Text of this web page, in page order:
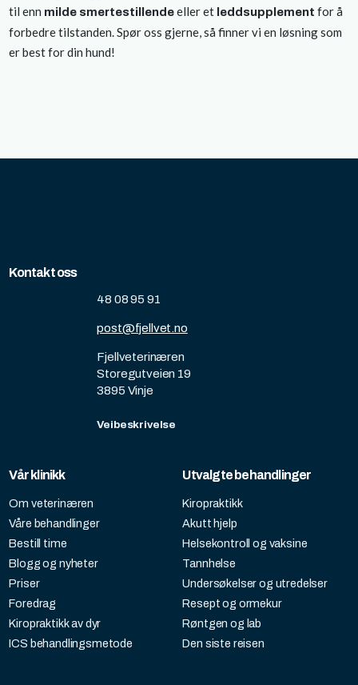
til enn milde smertestillendeeller et leddsupplement for å
forbedre tilstanden. Spør oss gjerne, så finner vi en løsning som
er best for din hund!
Kontakt oss
48 08 95 91
post@fjellvet.no
Fjellveterinæren
Storegutveien 19
3895 Vinje
Veibeskrivelse
Vår klinikk
Om veterinæren
Våre behandlinger
Bestill time
Blogg og nyheter
Priser
Foredrag
Kiropraktikk av dyr
ICS behandlingsmetode
Utvalgte behandlinger
Kiropraktikk
Akutt hjelp
Helsekontroll og vaksine
Tannhelse
Undersøkelser og utredelser
Resept og ormekur
Røntgen og lab
Den siste reisen